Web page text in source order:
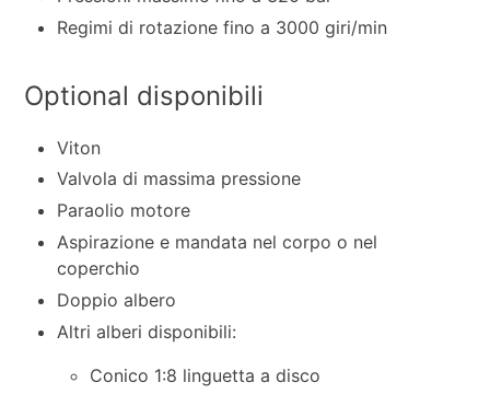
Regimi di rotazione fino a 3000 giri/min
Optional disponibili
Viton
Valvola di massima pressione
Paraolio motore
Aspirazione e mandata nel corpo o nel
coperchio
Doppio albero
Altri alberi disponibili:
Conico 1:8 linguetta a disco